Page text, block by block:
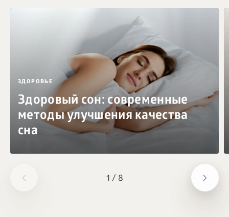
1 / 8
ЗДОРОВЬЕ
Здоровый сон: современные
методы улучшения качества
сна